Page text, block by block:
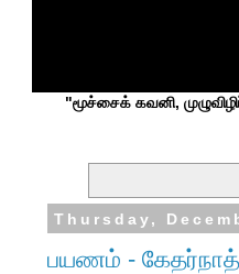
"மூச்சைக் கவனி,
Thursday,
பயணம் -